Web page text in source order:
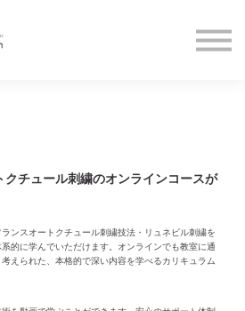
クチュール刺繍のオンラインコースが
ンスオートクチュール刺繍技法・リュネビル刺繍を
的に学んでいただけます。オンラインでも教室に通
えられた、本格的で深い内容を学べるカリキュラム